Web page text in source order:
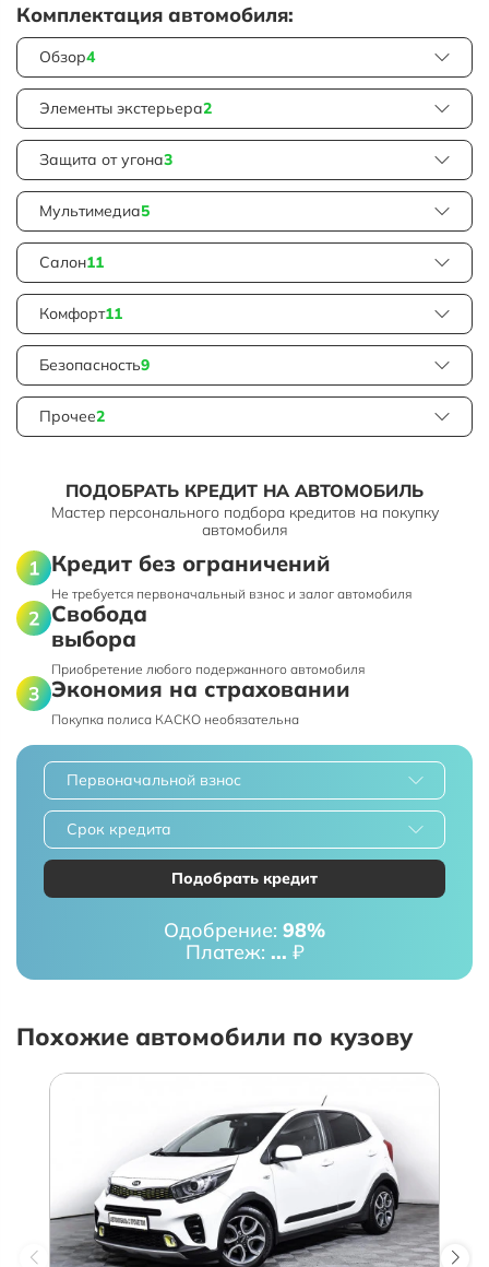
Комплектация автомобиля:
Обзор4
Элементы экстерьера2
Защита от угона3
Мультимедиа5
Салон11
Комфорт11
Безопасность9
Прочее2
ПОДОБРАТЬ КРЕДИТ НА АВТОМОБИЛЬ
Мастер персонального подбора кредитов на покупку
автомобиля
Кредит без ограничений
Не требуется первоначальный взнос и залог автомобиля
Свобода
выбора
Приобретение любого подержанного автомобиля
Экономия на страховании
Покупка полиса КАСКО необязательна
Первоначальной взнос
Срок кредита
Подобрать кредит
Одобрение: 98%
Платеж: ... ₽
Похожие автомобили по кузову